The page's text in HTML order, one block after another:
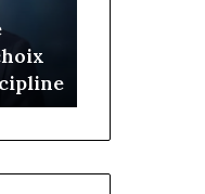
client
conquête